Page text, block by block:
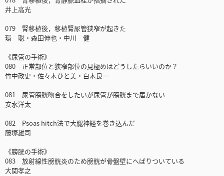
井上高光
079 腎移植後，移植腎尿管狭窄が起きた
環 聡・森田伸也・中川 健
《尿管の手術》
080 正常部位と狭窄部位の見極めはどうしたらいいのか？
竹中政史・佐々木ひと美・白木良一
081 尿管膀胱吻合をしたいが尿管が膀胱まで届かない
安水洋太
082 Psoas hitch法で大腿神経を巻き込んだ
藤塚雄司
《膀胱の手術》
083 放射線性膀胱炎のため膀胱が骨盤壁にへばりついている
大関孝之